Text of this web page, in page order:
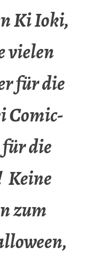
Ki Ioki,
vielen
für die
Comic-
die
zum